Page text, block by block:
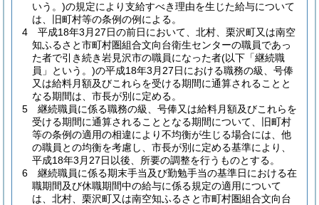
いう。)の規定により支給すべき理由を生じた給与について
は、旧町村等の条例の例による。
4
平成18年3月27日の前日において、北村、栗沢町又は南空
知ふるさと市町村圏組合文向台衛生センターの職員であっ
た者で引き続き岩見沢市の職員になった者(以下「継続職
員」という。)の平成18年3月27日における職務の級、号俸
又は給料月額及びこれらを受ける期間に通算されることと
なる期間は、市長が別に定める。
5
継続職員に係る職務の級、号俸又は給料月額及びこれらを
受ける期間に通算されることとなる期間について、旧町村
等の条例の適用の相違により不均衡が生じる場合には、他
の職員との均衡を考慮し、市長が別に定める基準により、
平成18年3月27日以後、所要の調整を行うものとする。
6
継続職員に係る期末手当及び勤勉手当の基準日における在
職期間及び休職期間中の給与に係る規定の適用について
は、北村、栗沢町又は南空知ふるさと市町村圏組合文向台